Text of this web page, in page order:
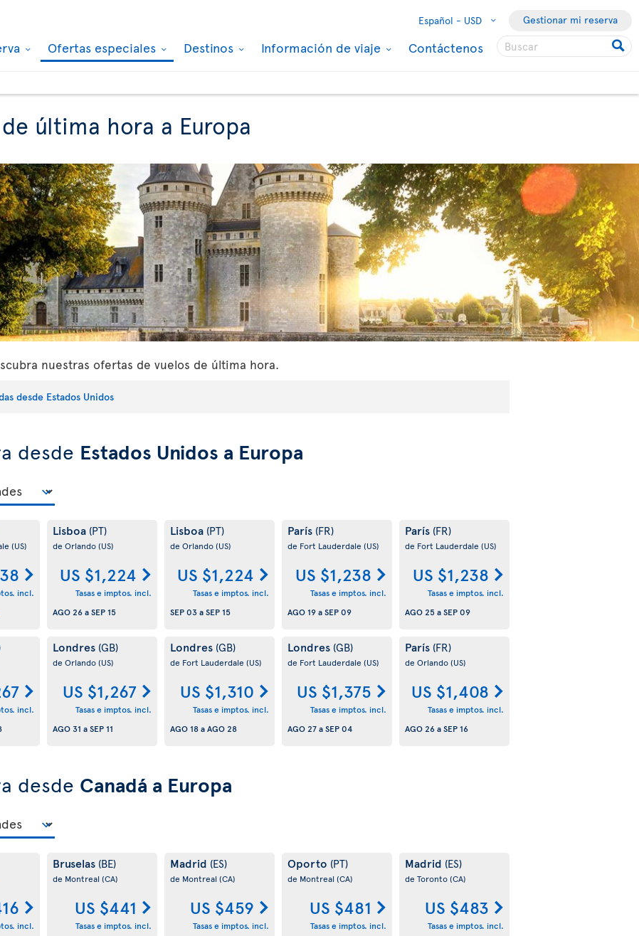
Español - USD Gestionar mi reserva
Ofertas especiales Destinos Información de viaje Contáctenos
última hora a Europa
nuestras ofertas de vuelos de última hora.
desde Estados Unidos
desde Estados Unidos a Europa
(US)
incl.
Lisboa (PT)
de Orlando(US)
US $1,224
Tasas e imptos. incl.
AGO 26aSEP 15
Lisboa (PT)
de Orlando(US)
US $1,224
Tasas e imptos. incl.
SEP 03aSEP 15
París (FR)
de Fort Lauderdale (US)
US $1,238
Tasas e imptos. incl.
AGO 19aSEP 09
París (FR)
de Fort Lauderdale (US)
US $1,238
Tasas e imptos. incl.
AGO 25aSEP 09
incl.
Londres (GB)
de Orlando(US)
US $1,267
Tasas e imptos. incl.
AGO 31 aSEP 11
Londres (GB)
de Fort Lauderdale (US)
US $1,310
Tasas e imptos. incl.
AGO 18aAGO 28
Londres (GB)
de Fort Lauderdale (US)
US $1,375
Tasas e imptos. incl.
AGO 27aSEP 04
París (FR)
de Orlando(US)
US $1,408
Tasas e imptos. incl.
AGO 26aSEP 16
desde Canadá a Europa
incl.
Bruselas (BE)
de Montreal (CA)
US $441
Tasas e imptos. incl.
Madrid (ES)
de Montreal (CA)
US $459
Tasas e imptos. incl.
Oporto (PT)
de Montreal (CA)
US $481
Tasas e imptos. incl.
Madrid (ES)
de Toronto(CA)
US $483
Tasas e imptos. incl.